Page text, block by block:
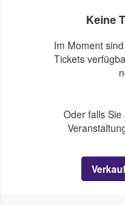
Keine
Im Moment
Tickets
Oder falls